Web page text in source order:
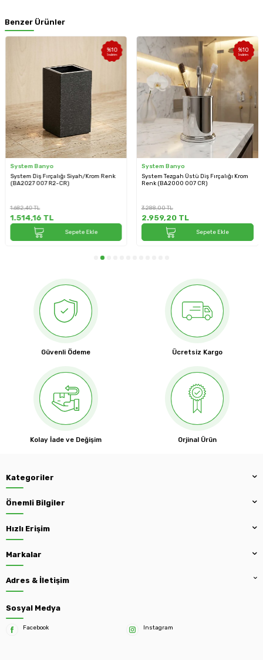
Benzer Ürünler
%10
İndirim
System Banyo
System Diş Fırçalığı Siyah/Krom Renk
(BA2027 007 R2-CR)
1.682,40TL
1.514,16TL
Sepete Ekle
%10
İndirim
System Banyo
System Tezgah Üstü Diş Fırçalığı Krom
Renk (BA2000 007 CR)
3.288,00TL
2.959,20TL
Sepete Ekle
Güvenli Ödeme Ücretsiz Kargo
Kolay İade ve Değişim Orjinal Ürün
Kategoriler
Önemli Bilgiler
Hızlı Erişim
Markalar
Adres & İletişim
Sosyal Medya
Facebook Instagram